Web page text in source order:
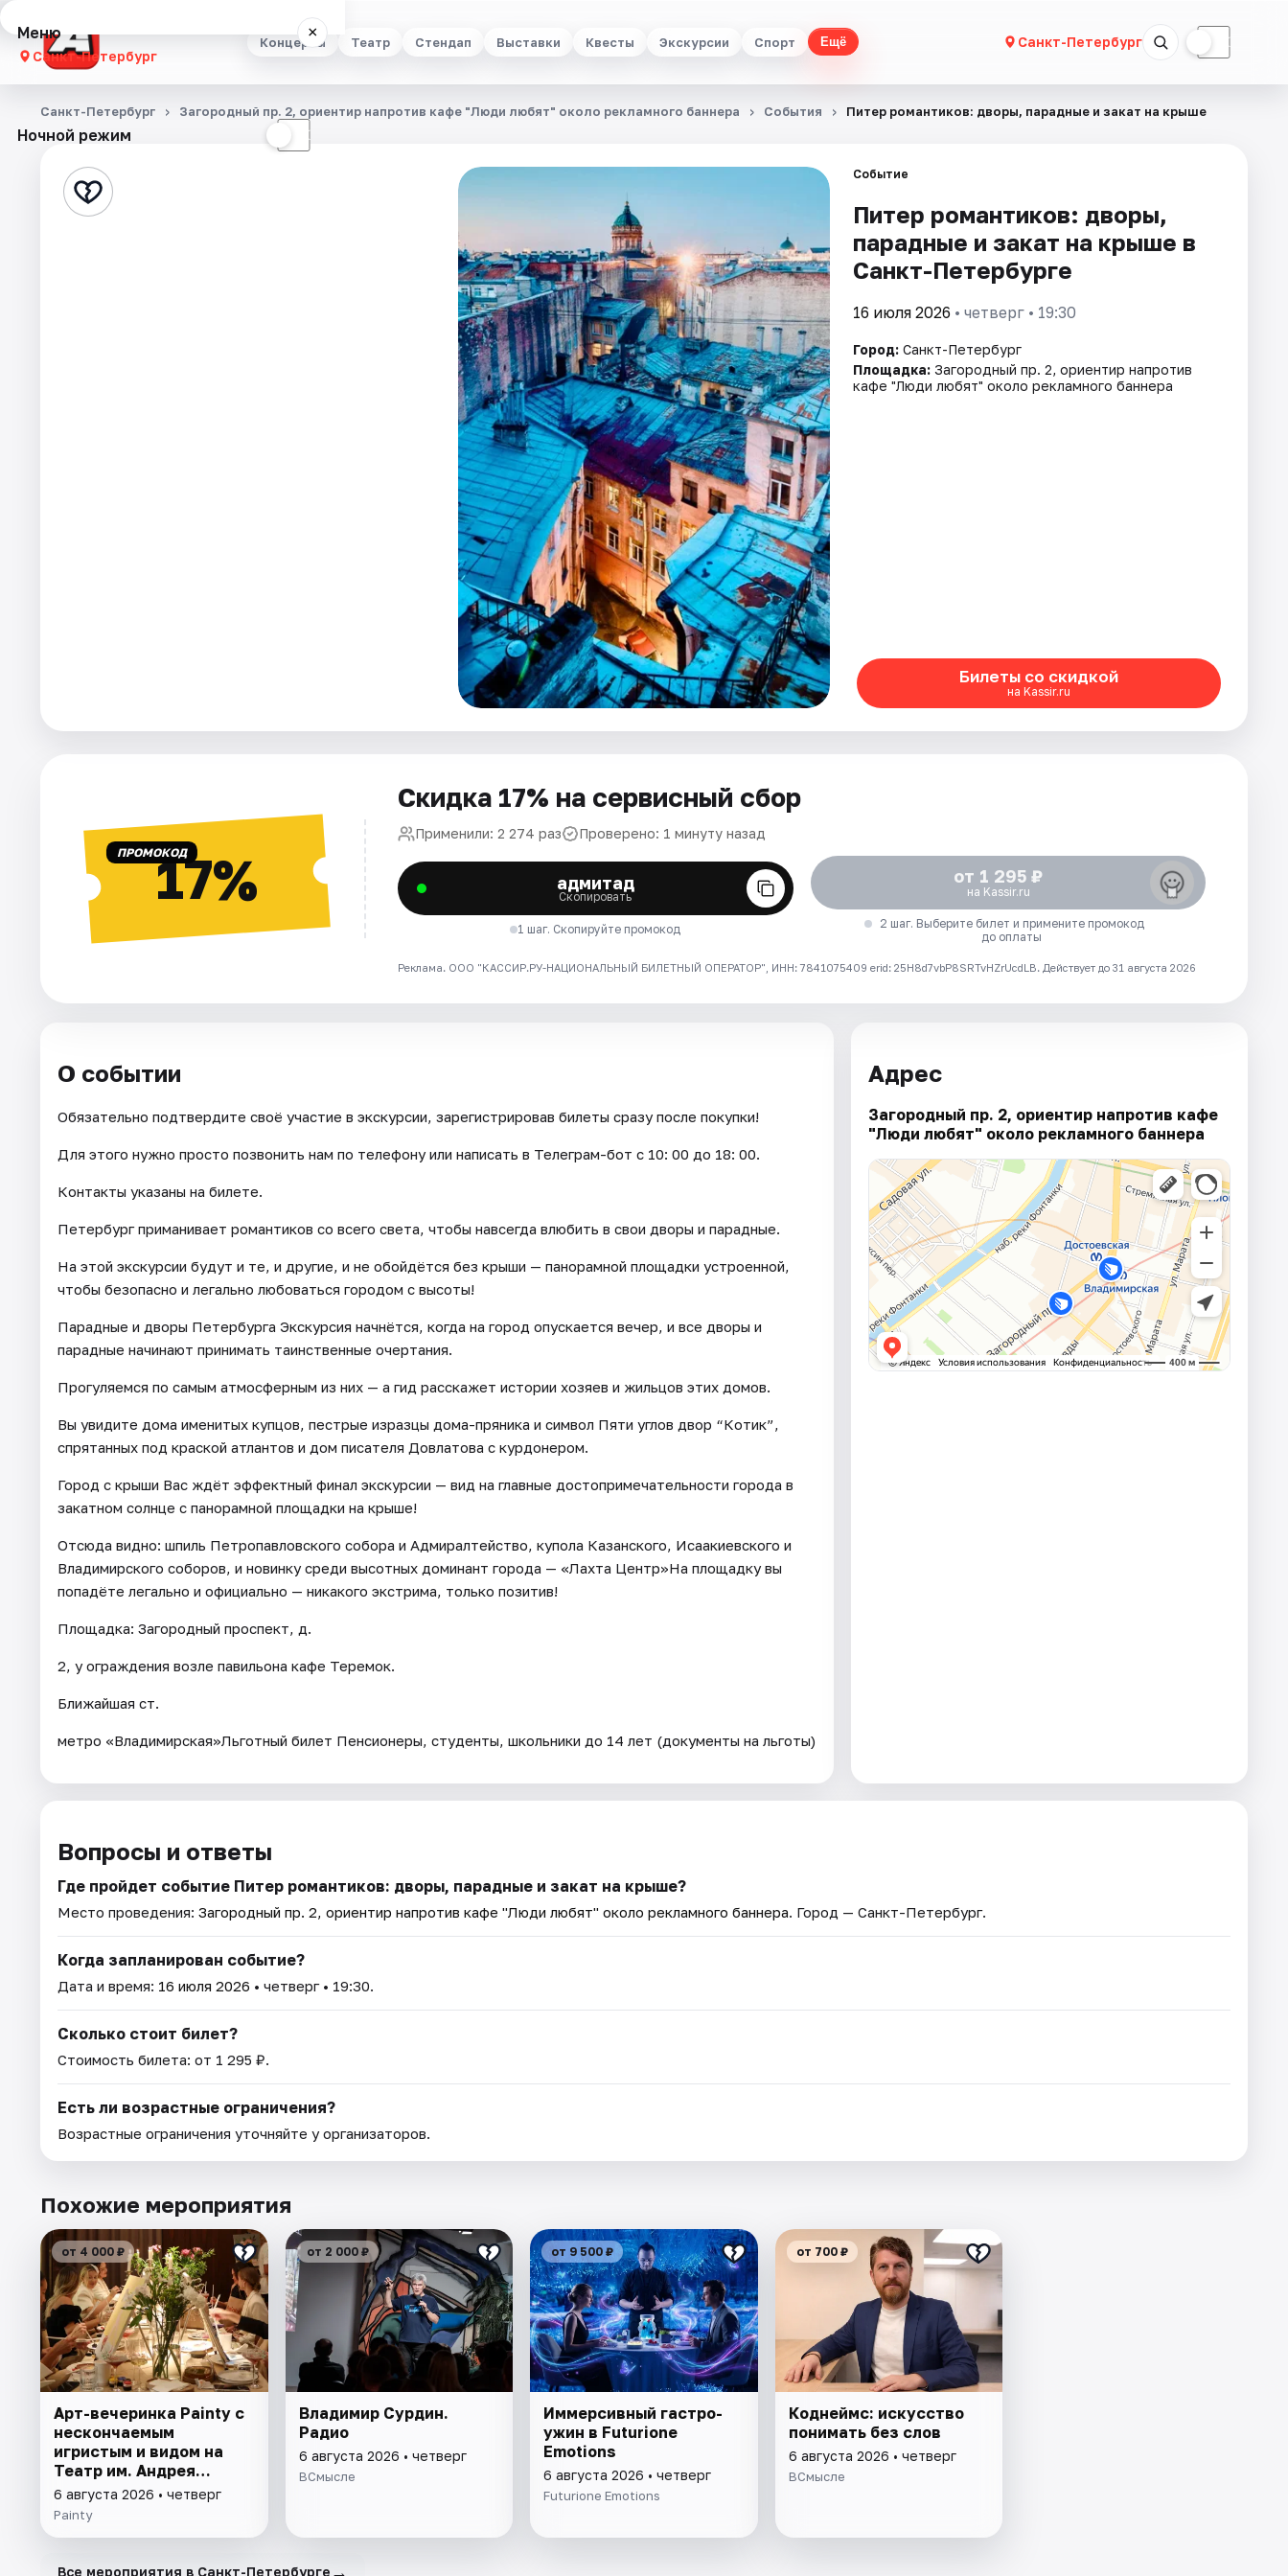
Концерты Театр Стендап Выставки Квесты Экскурсии Спорт Ещё Санкт-Петербург ☾
Меню ×
Санкт-Петербург
Концерты
Стендап
Ночной режим ☾
Санкт-Петербург Загородный пр. 2, ориентир напротив кафе "Люди любят" около рекламного баннера События Питер романтиков: дворы, парадные и закат на крыше
Событие
Питер романтиков: дворы,
парадные и закат на крыше в
Санкт-Петербурге
16 июля 2026 • четверг • 19:30
Город: Санкт-Петербург
Площадка: Загородный пр. 2, ориентир напротив
кафе "Люди любят" около рекламного баннера
Билеты со скидкой
на Kassir.ru
ПРОМОКОД17%
Скидка 17% на сервисный сбор
Применили: 2 274 раз Проверено: 1 минуту назад
адмитад
Скопировать
1 шаг. Скопируйте промокод
от 1 295 ₽
на Kassir.ru
2 шаг. Выберите билет и примените промокод
до оплаты
Реклама. ООО "КАССИР.РУ-НАЦИОНАЛЬНЫЙ БИЛЕТНЫЙ ОПЕРАТОР", ИНН: 7841075409 erid: 25H8d7vbP8SRTvHZrUcdLB. Действует до 31 августа 2026
О событии
Обязательно подтвердите своё участие в экскурсии, зарегистрировав билеты сразу после покупки!
Для этого нужно просто позвонить нам по телефону или написать в Телеграм-бот с 10: 00 до 18: 00.
Контакты указаны на билете.
Петербург приманивает романтиков со всего света, чтобы навсегда влюбить в свои дворы и парадные.
На этой экскурсии будут и те, и другие, и не обойдётся без крыши — панорамной площадки устроенной,
чтобы безопасно и легально любоваться городом с высоты!
Парадные и дворы Петербурга Экскурсия начнётся, когда на город опускается вечер, и все дворы и
парадные начинают принимать таинственные очертания.
Прогуляемся по самым атмосферным из них — а гид расскажет истории хозяев и жильцов этих домов.
Вы увидите дома именитых купцов, пестрые изразцы дома-пряника и символ Пяти углов двор “Котик”,
спрятанных под краской атлантов и дом писателя Довлатова с курдонером.
Город с крыши Вас ждёт эффектный финал экскурсии — вид на главные достопримечательности города в
закатном солнце с панорамной площадки на крыше!
Отсюда видно: шпиль Петропавловского собора и Адмиралтейство, купола Казанского, Исаакиевского и
Владимирского соборов, и новинку среди высотных доминант города — «Лахта Центр»На площадку вы
попадёте легально и официально — никакого экстрима, только позитив!
Площадка: Загородный проспект, д.
2, у ограждения возле павильона кафе Теремок.
Ближайшая ст.
метро «Владимирская»Льготный билет Пенсионеры, студенты, школьники до 14 лет (документы на льготы)
Адрес
Загородный пр. 2, ориентир напротив кафе
"Люди любят" около рекламного баннера
Вопросы и ответы
Где пройдет событие Питер романтиков: дворы, парадные и закат на крыше?
Место проведения: Загородный пр. 2, ориентир напротив кафе "Люди любят" около рекламного баннера. Город — Санкт-Петербург.
Когда запланирован событие?
Дата и время: 16 июля 2026 • четверг • 19:30.
Сколько стоит билет?
Стоимость билета: от 1 295 ₽.
Есть ли возрастные ограничения?
Возрастные ограничения уточняйте у организаторов.
Похожие мероприятия
от 4 000 ₽
Арт-вечеринка Painty с
нескончаемым
игристым и видом на
Театр им. Андрея
Миронова
6 августа 2026 • четверг
Painty
от 2 000 ₽
Владимир Сурдин.
Радио
6 августа 2026 • четверг
ВСмысле
от 9 500 ₽
Иммерсивный гастро-
ужин в Futurione
Emotions
6 августа 2026 • четверг
Futurione Emotions
от 700 ₽
Коднеймс: искусство
понимать без слов
6 августа 2026 • четверг
ВСмысле
Все мероприятия в Санкт-Петербурге →